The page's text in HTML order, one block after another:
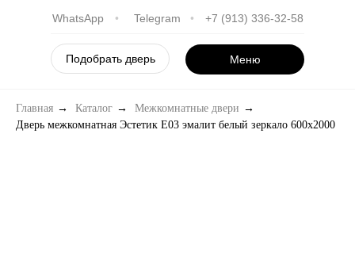
WhatsApp •
Telegram
• +7 (913) 336-32-58
Подобрать дверь Меню
Главная → Каталог → Межкомнатные двери →
Дверь межкомнатная Эстетик E03 эмалит белый зеркало 600х2000